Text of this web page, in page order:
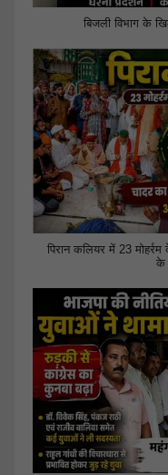
बिजली विभाग के
पिरान कलियर में 23
के